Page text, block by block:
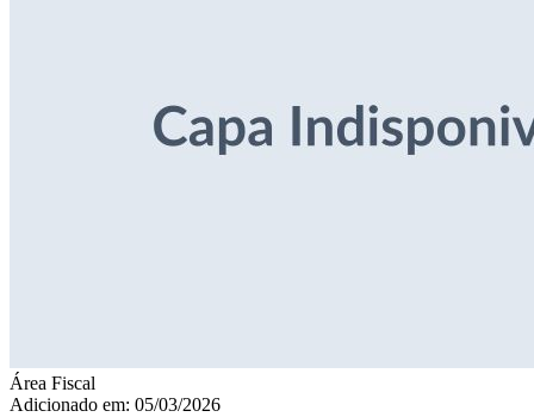
Área Fiscal
Adicionado em: 05/03/2026